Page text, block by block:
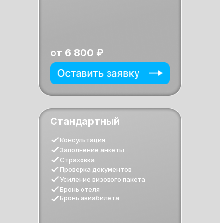
от 6 800 ₽
Стандартный
Консультация
Заполнение анкеты
Страховка
Проверка документов
Усиление визового пакета
Бронь отеля
Бронь авиабилета